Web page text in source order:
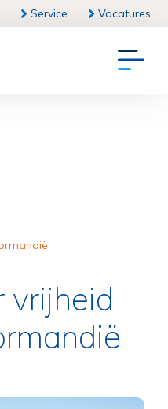
Service Vacatures
vrijheid